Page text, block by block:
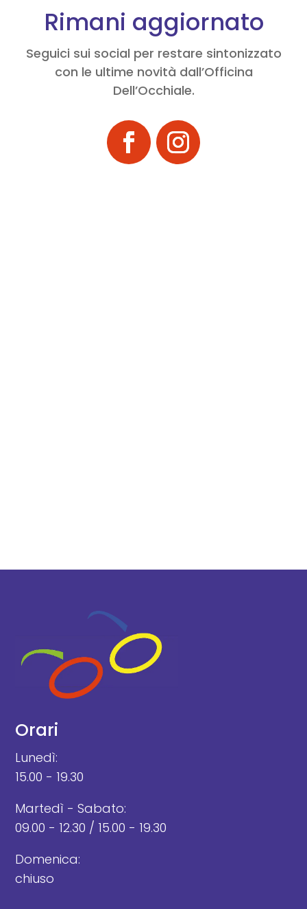
Rimani aggiornato
Seguici sui social per restare sintonizzato
con le ultime novità dall’Officina
Dell’Occhiale.
Orari
Lunedì:
15.00 - 19.30
Martedì - Sabato:
09.00 - 12.30 / 15.00 - 19.30
Domenica:
chiuso